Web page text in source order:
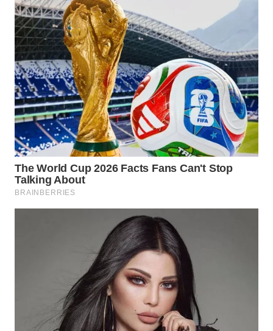
NIAS
WN
LANGKAT
WN
TAPANULI
SELATAN
WN
TANJUNG
LESUNG
WN
KARO
LABUHANBATU